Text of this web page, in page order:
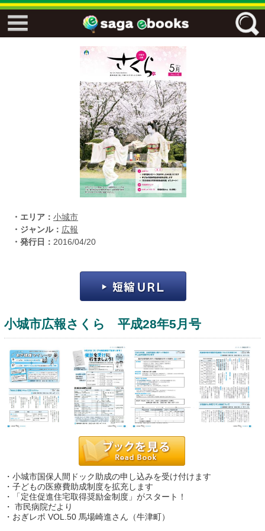
フリーワード
ジャンル
エリア
・エリア： 小城市
・ジャンル： 広報
・発行日： 2016/04/20
小城市広報さくら 平成28年5月号
・小城市国保人間ドック助成の申し込みを受け付けます
・子どもの医療費助成制度を拡充します
・「定住促進住宅取得奨励金制度」がスタート！
・ 市民病院だより
・おぎレポ VOL.50 馬場崎進さん（牛津町）
↓↓ ebooks専用本棚 ↓↓
運営：福博印刷
saga ebooksとは
よくある質問
サイトマップ
お問い合わせ